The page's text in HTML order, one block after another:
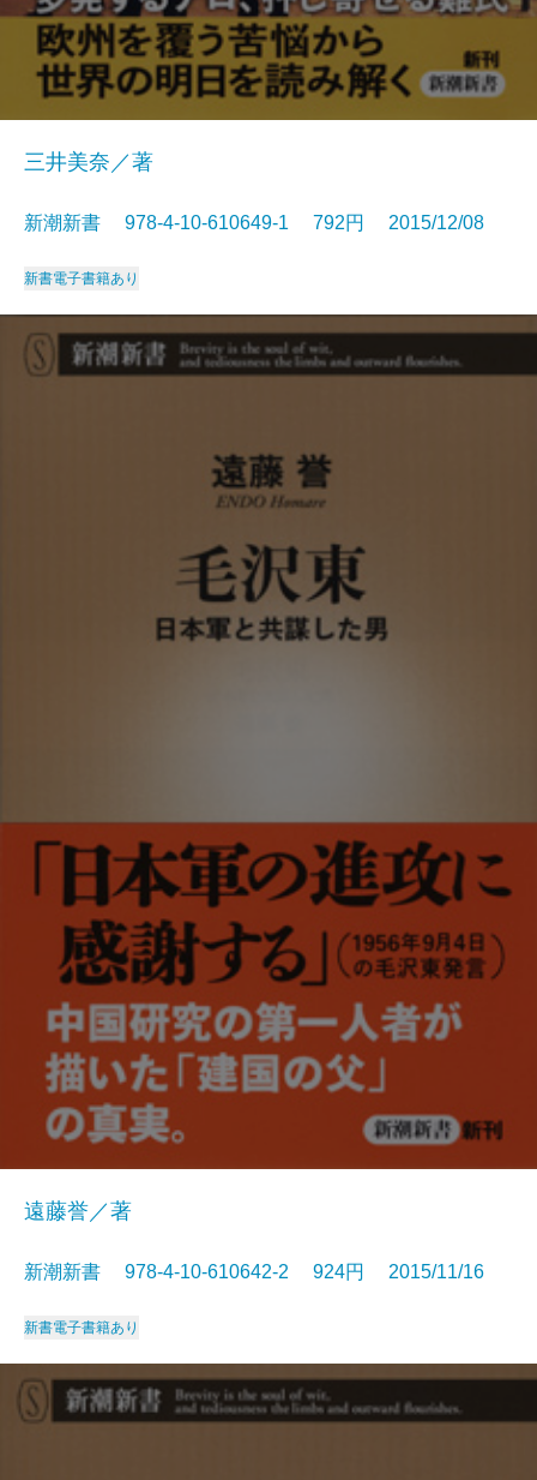
三井美奈／著
新潮新書 978-4-10-610649-1 792円 2015/12/08
新書電子書籍あり
遠藤誉／著
新潮新書 978-4-10-610642-2 924円 2015/11/16
新書電子書籍あり